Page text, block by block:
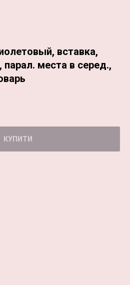
вставка,
места в серед.,
КУПИТИ